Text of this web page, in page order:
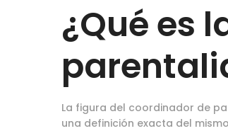
¿Qué es
La figura del coordinador de
una definición exacta del